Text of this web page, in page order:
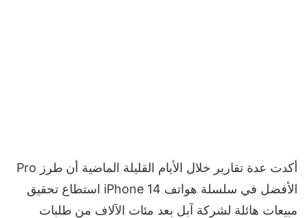
أكدت عدة تقارير خلال الأيام القليلة الماضية أن طرز Pro
الأفضل في سلسلة هواتف iPhone 14 استطاع تحقيق
مبيعات هائلة لشركة آبل بعد مئات الآلاف من طلبات